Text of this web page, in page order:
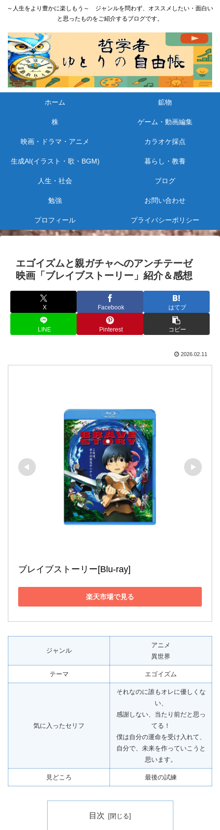
～人生をより豊かに楽しもう～ ジャンルを問わず、オススメしたい・面白い
と思ったものをご紹介するブログです。
ホーム 鉱物
株 ゲーム・動画編集
映画・ドラマ・アニメ カラオケ採点
生成AI(イラスト・歌・BGM) 暮らし・教養
人生・社会 ブログ
勉強 お問い合わせ
プロフィール プライバシーポリシー
エゴイズムと親ガチャへのアンチテーゼ
映画「ブレイブストーリー」紹介＆感想
X Facebook はてブ
LINE Pinterest コピー
2026.02.11
ブレイブストーリー[Blu-ray]
楽天市場で見る
ジャンル
アニメ
異世界
テーマ エゴイズム
気に入ったセリフ
それなのに誰もオレに優しくな
い、
感謝しない、当たり前だと思っ
てる！
僕は自分の運命を受け入れて、
自分で、未来を作っていこうと
思います。
見どころ 最後の試練
目次